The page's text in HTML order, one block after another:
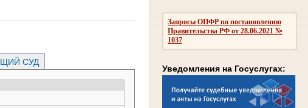
Запросы ОПФР по постановлению
Правительства РФ от 28.06.2021 №
1037
Уведомления на Госуслугах:
СУД